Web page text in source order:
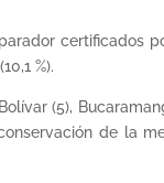
certificados
%).
(5),
de la